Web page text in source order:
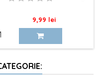
Pret
9,99 lei